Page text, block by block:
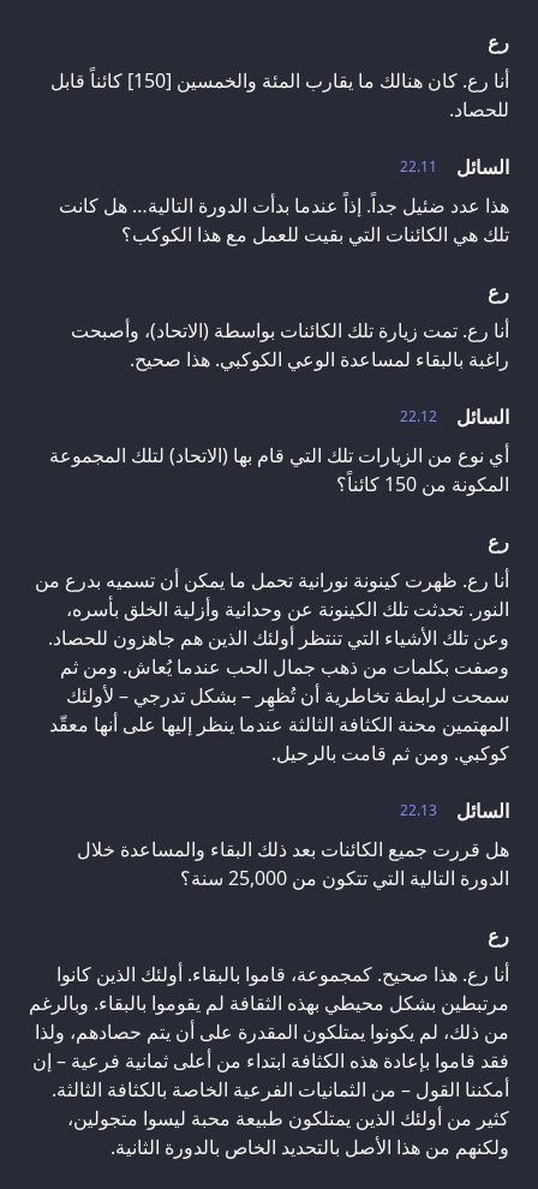
رع
أنا رع. كان هنالك ما يقارب المئة والخمسين [150] كائناً قابل
للحصاد.
22.11
السائل
هذا عدد ضئيل جداً. إذاً عندما بدأت الدورة التالية… هل كانت
تلك هي الكائنات التي بقيت للعمل مع هذا الكوكب؟
رع
أنا رع. تمت زيارة تلك الكائنات بواسطة (الاتحاد)، وأصبحت
راغبة بالبقاء لمساعدة الوعي الكوكبي. هذا صحيح.
22.12
السائل
أي نوع من الزيارات تلك التي قام بها (الاتحاد) لتلك المجموعة
المكونة من 150 كائناً؟
رع
أنا رع. ظهرت كينونة نورانية تحمل ما يمكن أن تسميه بدرع من
النور. تحدثت تلك الكينونة عن وحدانية وأزلية الخلق بأسره،
وعن تلك الأشياء التي تنتظر أولئك الذين هم جاهزون للحصاد.
وصفت بكلمات من ذهب جمال الحب عندما يُعاش. ومن ثم
سمحت لرابطة تخاطرية أن تُظهِر – بشكل تدرجي – لأولئك
المهتمين محنة الكثافة الثالثة عندما ينظر إليها على أنها معقّد
كوكبي. ومن ثم قامت بالرحيل.
22.13
السائل
هل قررت جميع الكائنات بعد ذلك البقاء والمساعدة خلال
الدورة التالية التي تتكون من 25,000 سنة؟
رع
أنا رع. هذا صحيح. كمجموعة، قاموا بالبقاء. أولئك الذين كانوا
مرتبطين بشكل محيطي بهذه الثقافة لم يقوموا بالبقاء. وبالرغم
من ذلك، لم يكونوا يمتلكون المقدرة على أن يتم حصادهم، ولذا
فقد قاموا بإعادة هذه الكثافة ابتداء من أعلى ثمانية فرعية – إن
أمكننا القول – من الثمانيات الفرعية الخاصة بالكثافة الثالثة.
كثير من أولئك الذين يمتلكون طبيعة محبة ليسوا متجولين،
ولكنهم من هذا الأصل بالتحديد الخاص بالدورة الثانية.